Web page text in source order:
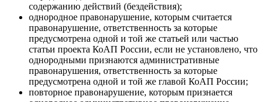
содержанию действий (бездействия);
однородное правонарушение, которым считается
правонарушение, ответственность за которые
предусмотрена одной и той же статьей или частью
статьи проекта КоАП России, если не установлено, что
однородными признаются административные
правонарушения, ответственность за которые
предусмотрена одной и той же главой КоАП России;
повторное правонарушение, которым признается